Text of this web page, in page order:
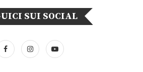
SUI SOCIAL